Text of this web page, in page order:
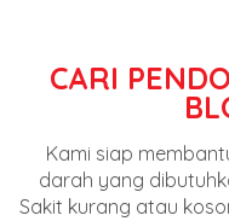
PARA
AYO
IGD Maya
dicarikan pendonor
silahkan